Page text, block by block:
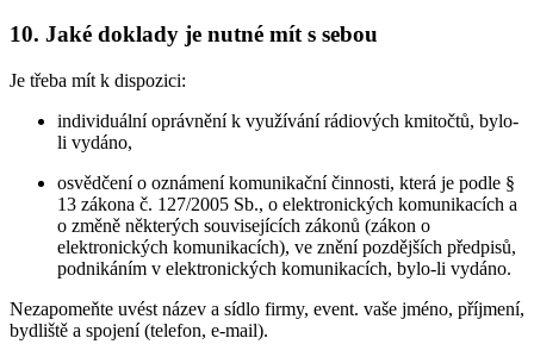
10. Jaké doklady je nutné mít s sebou
Je třeba mít k dispozici:
individuální oprávnění k využívání rádiových kmitočtů, bylo-
li vydáno,
osvědčení o oznámení komunikační činnosti, která je podle §
13 zákona č. 127/2005 Sb., o elektronických komunikacích a
o změně některých souvisejících zákonů (zákon o
elektronických komunikacích), ve znění pozdějších předpisů,
podnikáním v elektronických komunikacích, bylo-li vydáno.
Nezapomeňte uvést název a sídlo firmy, event. vaše jméno, příjmení,
bydliště a spojení (telefon, e-mail).